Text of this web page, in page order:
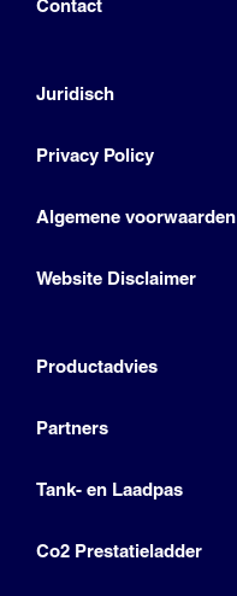
Contact
Juridisch
Privacy Policy
Algemene voorwaarden
Website Disclaimer
Productadvies
Partners
Tank- en Laadpas
Co2 Prestatieladder